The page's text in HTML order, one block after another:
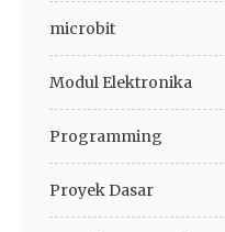
microbit
Modul Elektronika
Programming
Proyek Dasar